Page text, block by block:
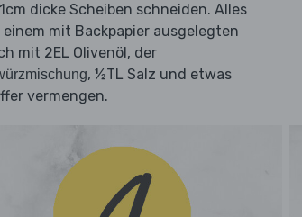
dicke Scheiben schneiden. Alles
mit Backpapier ausgelegten
mit 2EL Olivenöl, der
, ½TL Salz und etwas
vermengen.